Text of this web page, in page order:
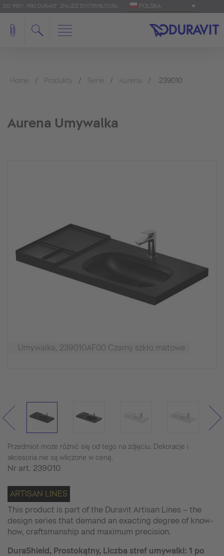
DO 'PRO': PRO.DURAVIT ZNAJDŹ DYSTRYBUTORA POLSKA
Home Produkty Serie Aurena 239010
Aurena Umywalka
Umywalka, 239010AF00 Czarny szkło matowe
Przedmiot może różnić się od tego na zdjęciu. Dekoracje i
akcesoria nie są wliczone w cenę.
Nr art. 239010
ARTISAN LINES
This product is part of the Duravit Artisan Lines – the
design series that demand an exacting degree of know-
how, craftsmanship and maximum precision.
DuraShield, Prostokątny, Liczba stref umywalki: 1 po